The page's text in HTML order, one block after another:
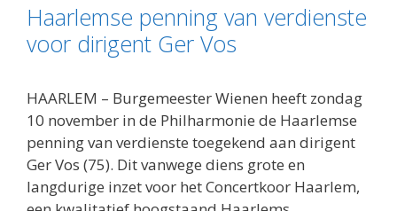
Haarlemse penning van verdienste
voor dirigent Ger Vos
HAARLEM – Burgemeester Wienen heeft zondag
10 november in de Philharmonie de Haarlemse
penning van verdienste toegekend aan dirigent
Ger Vos (75). Dit vanwege diens grote en
langdurige inzet voor het Concertkoor Haarlem,